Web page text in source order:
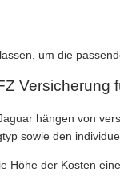
um die
Versicherung
hängen von
sowie den
Höhe der Kosten